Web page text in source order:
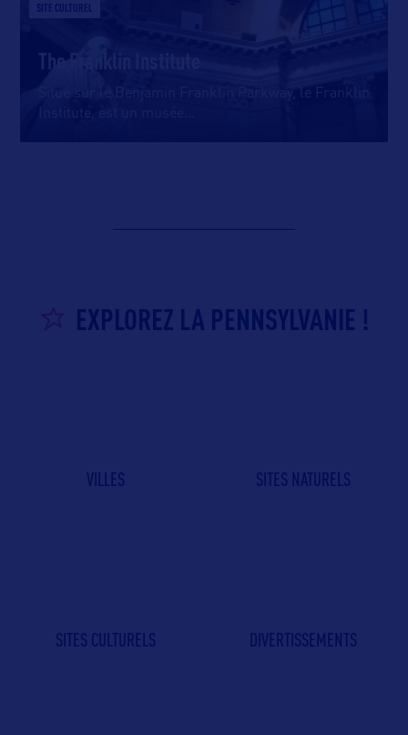
SITE CULTUREL
The Franklin Institute
Situé sur le Benjamin Franklin Parkway, le Franklin
Institute, est un musée
EXPLOREZ LA PENNSYLVANIE !
VILLES SITES NATURELS
SITES CULTURELS DIVERTISSEMENTS